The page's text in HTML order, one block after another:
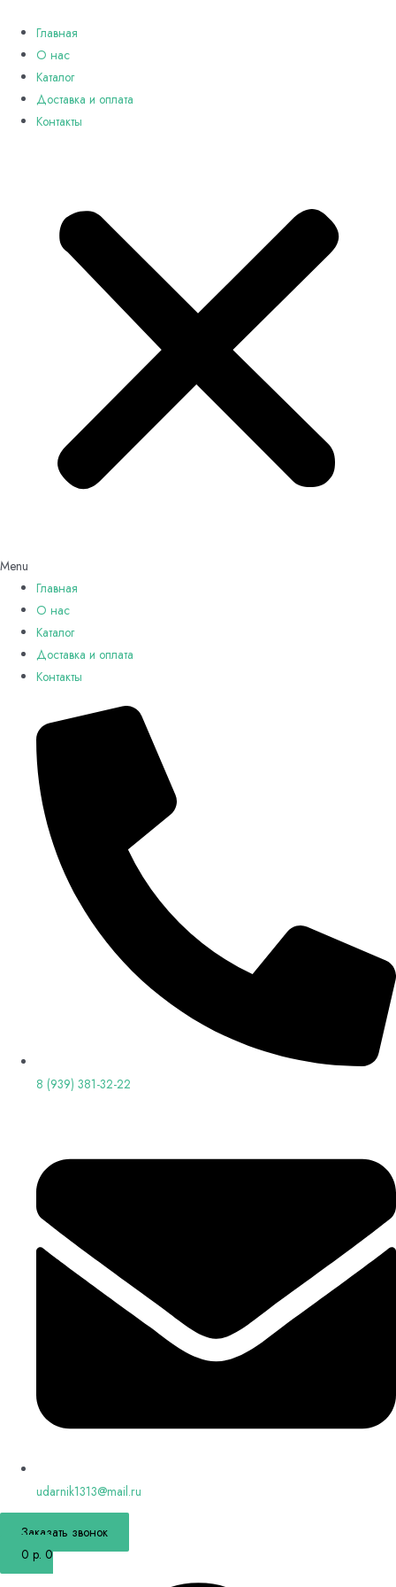
содержимому
Главная
О нас
Каталог
Доставка и оплата
Контакты
Menu
Главная
О нас
Каталог
Доставка и оплата
Контакты
8 (939) 381-32-22
udarnik1313@mail.ru
Заказать звонок
0 р. 0